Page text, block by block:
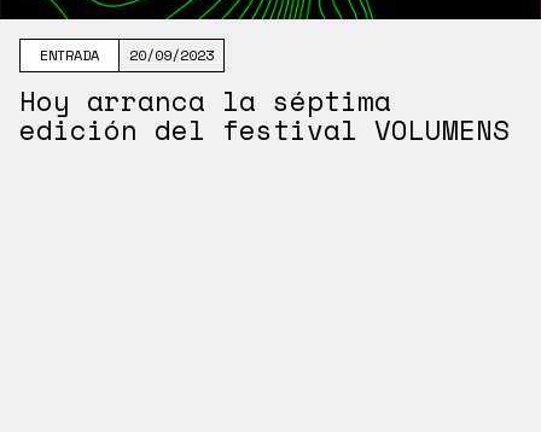
ENTRADA 20/09/2023
Hoy arranca la séptima
edición del festival VOLUMENS